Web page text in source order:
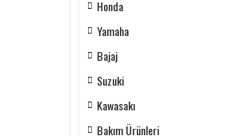
Honda
Yamaha
Bajaj
Suzuki
Kawasakı
Bakım Ürünleri